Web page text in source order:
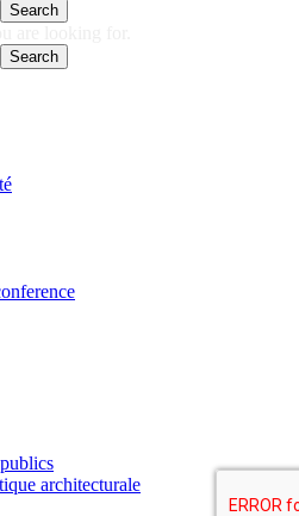
Search
Search
architecturale